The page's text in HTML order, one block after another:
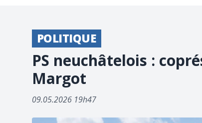
POLITIQUE
PS neuchâtelois :
Margot
09.05.2026 19h47